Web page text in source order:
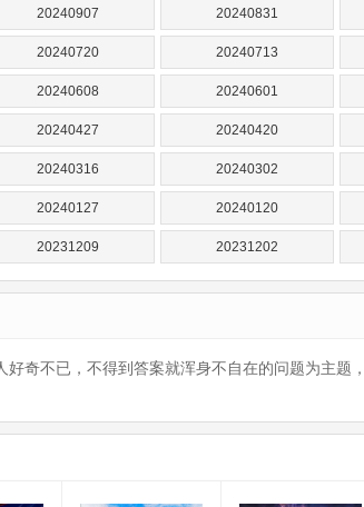
20240907 20240831
20240720 20240713
20240608 20240601
20240427 20240420
20240316 20240302
20240127 20240120
20231209 20231202
20231028 20231021
20230729 20230722
奇不已，不得到答案就浑身不自在的问题为主题